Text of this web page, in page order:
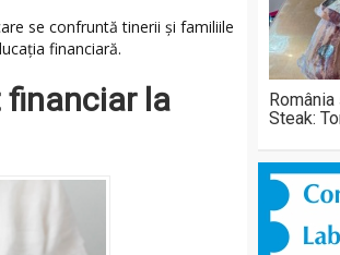
se confruntă tinerii și familiile
financiară.
financiar la
Steak: